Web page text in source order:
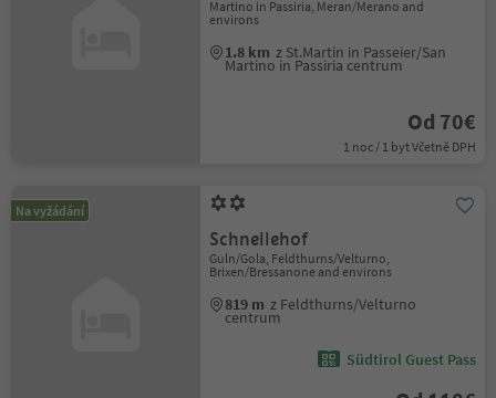
Martino in Passiria, Meran/Merano and
environs
1.8 km z St.Martin in Passeier/San
Martino in Passiria centrum
Od 70€
1 noc / 1 byt Včetně DPH
Na vyžádání
Schnellehof
Guln/Gola, Feldthurns/Velturno,
Brixen/Bressanone and environs
819 m z Feldthurns/Velturno
centrum
Südtirol Guest Pass